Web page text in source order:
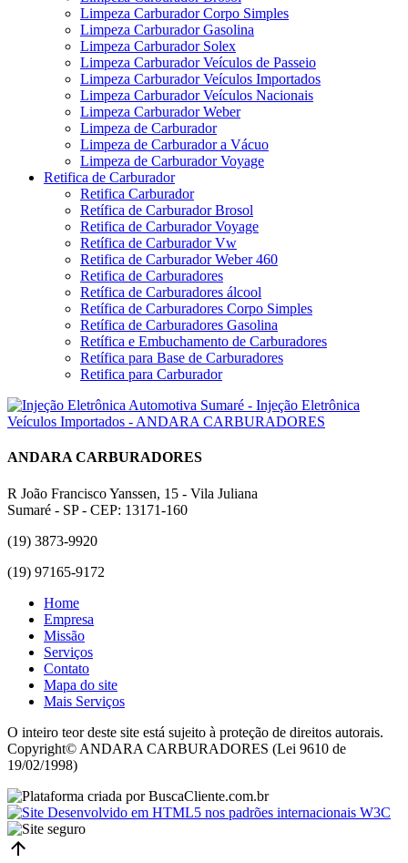
Limpeza Carburador Corpo Simples
Limpeza Carburador Gasolina
Limpeza Carburador Solex
Limpeza Carburador Veículos de Passeio
Limpeza Carburador Veículos Importados
Limpeza Carburador Veículos Nacionais
Limpeza Carburador Weber
Limpeza de Carburador
Limpeza de Carburador a Vácuo
Limpeza de Carburador Voyage
Retifica de Carburador
Retifica Carburador
Retífica de Carburador Brosol
Retifica de Carburador Voyage
Retífica de Carburador Vw
Retifica de Carburador Weber 460
Retifica de Carburadores
Retífica de Carburadores álcool
Retífica de Carburadores Corpo Simples
Retífica de Carburadores Gasolina
Retífica e Embuchamento de Carburadores
Retífica para Base de Carburadores
Retifica para Carburador
ANDARA CARBURADORES
R João Francisco Yanssen, 15 - Vila Juliana
Sumaré - SP - CEP: 13171-160
(19) 3873-9920
(19) 97165-9172
Home
Empresa
Missão
Serviços
Contato
Mapa do site
Mais Serviços
O inteiro teor deste site está sujeito à proteção de direitos autorais.
Copyright© ANDARA CARBURADORES (Lei 9610 de
19/02/1998)